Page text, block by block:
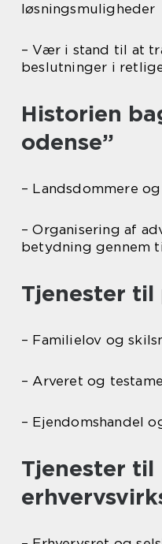
løsningsmuligheder
– Vær i stand til at
beslutninger i
Historien
odense”
– Landsdommere
– Organisering af
betydning gennem
Tjenester
– Familielov og
– Arveret og
– Ejendomshandel
Tjenester til